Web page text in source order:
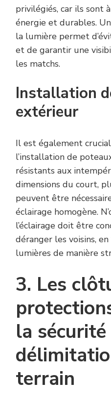
privilégiés, car ils sont
énergie et durables.
la lumière permet
et de garantir une
les matchs.
Installation
extérieur
Il est également
l’installation de
résistants aux
dimensions du court,
peuvent être
éclairage homogène.
l’éclairage doit être
déranger les voisins,
lumières de manière
3. Les
la
terrain